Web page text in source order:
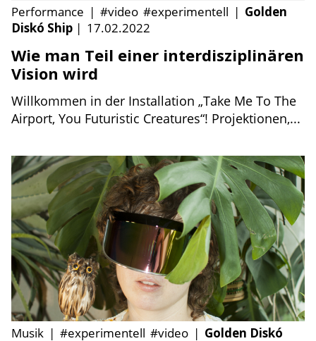
Performance | #video #experimentell | Golden
Diskó Ship | 17.02.2022
Wie man Teil einer interdisziplinären
Vision wird
Willkommen in der Installation „Take Me To The
Airport, You Futuristic Creatures“! Projektionen,...
Musik | #experimentell #video | Golden Diskó